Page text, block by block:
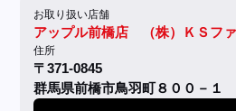
お取り扱い店舗
アップル前橋店 （株）ＫＳフ
住所
〒371-0845
群馬県前橋市鳥羽町８００－１